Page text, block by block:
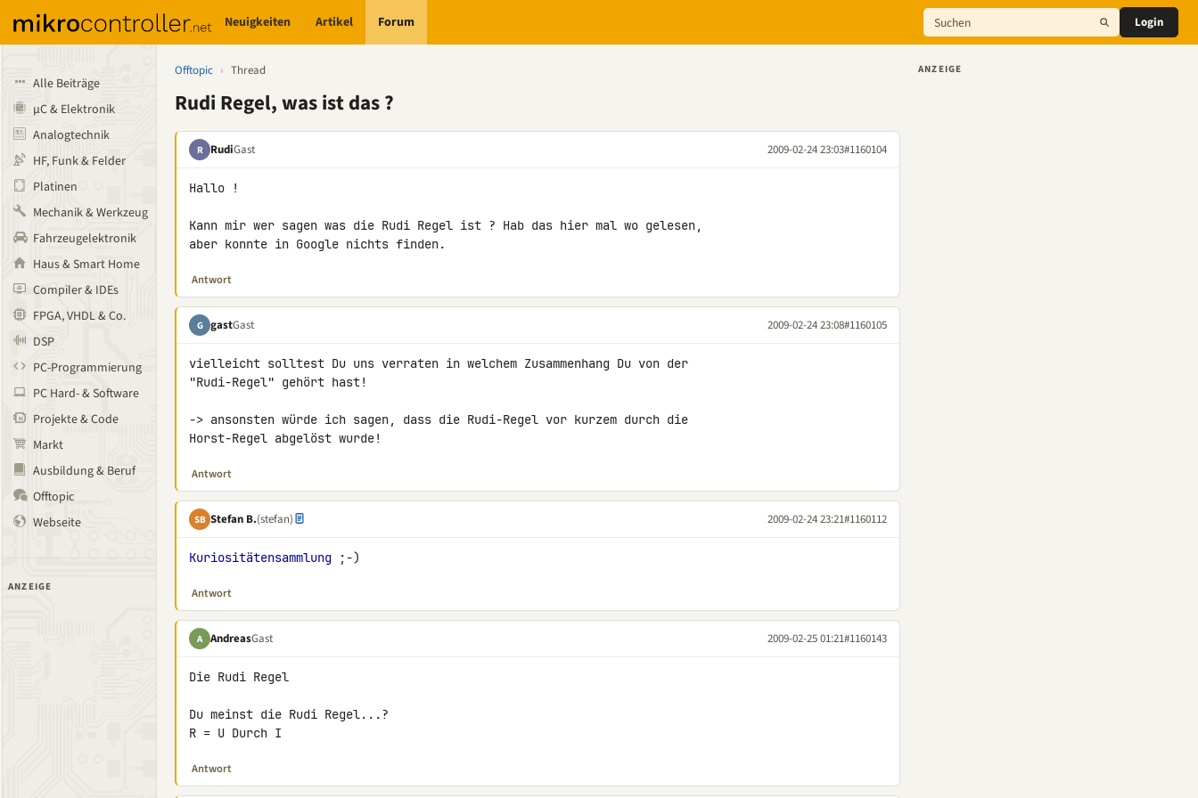
Neuigkeiten Artikel Forum Login
Alle Beiträge
µC & Elektronik
Analogtechnik
HF, Funk & Felder
Platinen
Mechanik & Werkzeug
Fahrzeugelektronik
Haus & Smart Home
Compiler & IDEs
FPGA, VHDL & Co.
DSP
PC-Programmierung
PC Hard- & Software
Projekte & Code
Markt
Ausbildung & Beruf
Offtopic
Webseite
ANZEIGE
Offtopic › Thread
Rudi Regel, was ist das ?
R RudiGast 2009-02-24 23:03#1160104
Hallo !
Kann mir wer sagen was die Rudi Regel ist ? Hab das hier mal wo gelesen,
aber konnte in Google nichts finden.
Antwort
G gastGast 2009-02-24 23:08#1160105
vielleicht solltest Du uns verraten in welchem Zusammenhang Du von der
"Rudi-Regel" gehört hast!
-> ansonsten würde ich sagen, dass die Rudi-Regel vor kurzem durch die
Horst-Regel abgelöst wurde!
Antwort
SB Stefan B.(stefan) 2009-02-24 23:21#1160112
Kuriositätensammlung ;-)
Antwort
A AndreasGast 2009-02-25 01:21#1160143
Die Rudi Regel
Du meinst die Rudi Regel...?
R = U Durch I
Antwort
ANZEIGE